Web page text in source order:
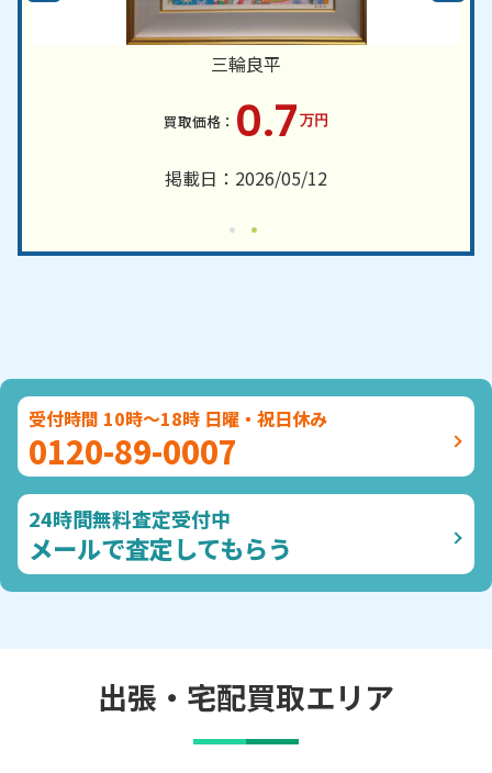
三輪良平
0.7万円
掲載日：2026/05/12
受付時間 10時～18時 日曜・祝日休み
0120-89-0007
24時間無料査定受付中
メールで査定してもらう
出張・宅配買取エリア